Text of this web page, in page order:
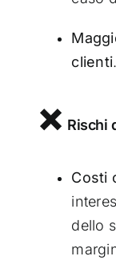
clienti.
❌ Rischi
Costi
dello